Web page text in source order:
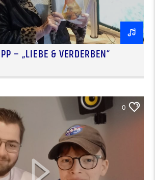
– „LIEBE & VERDERBEN“
0